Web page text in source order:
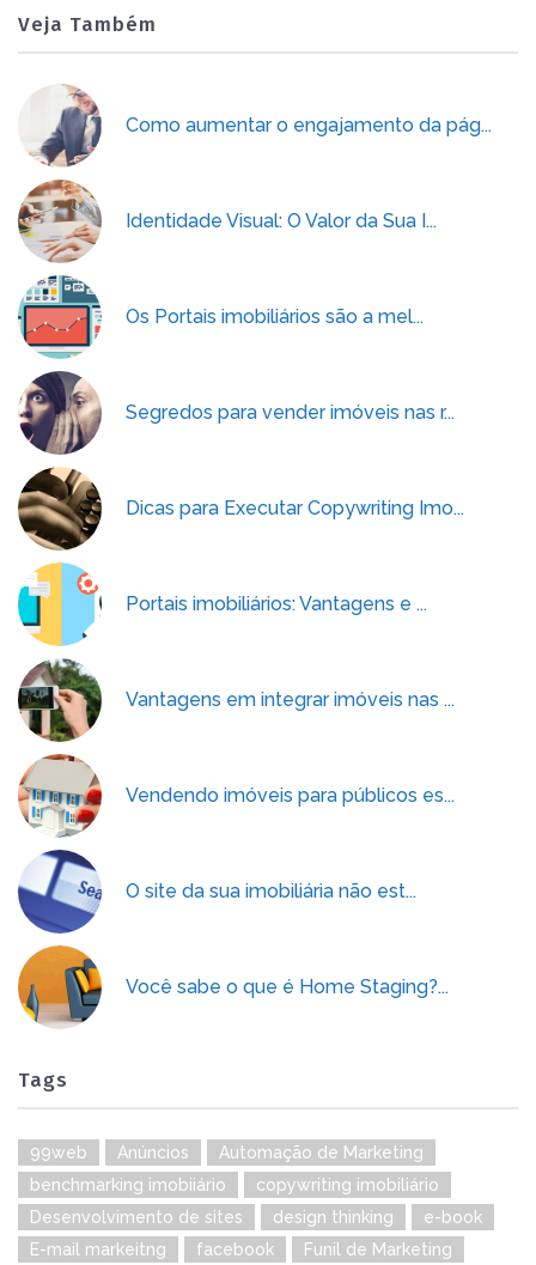
Veja Também
Como aumentar o engajamento da pág...
Identidade Visual: O Valor da Sua I...
Os Portais imobiliários são a mel...
Segredos para vender imóveis nas r...
Dicas para Executar Copywriting Imo...
Portais imobiliários: Vantagens e ...
Vantagens em integrar imóveis nas ...
Vendendo imóveis para públicos es...
O site da sua imobiliária não est...
Você sabe o que é Home Staging?...
Tags
99web Anúncios
Automação de Marketing
benchmarking imobiiário
copywriting imobiliário
Desenvolvimento de sites
design thinking
e-book
E-mail markeitng
facebook
Funil de Marketing